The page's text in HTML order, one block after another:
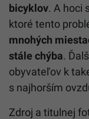
bicyklov. A hoci
ktoré tento
mnohých
stále chýba.
obyvateľov k
s najhorším
Zdroj a titulnej